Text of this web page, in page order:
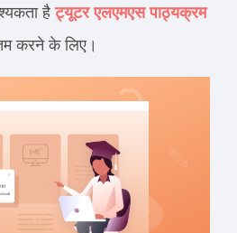
हैट्यूटर एलएमएस पाठ्यक्रम
करने के लिए।